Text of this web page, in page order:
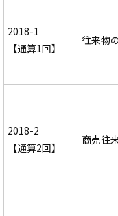
2018-1
【通算1回】
往来物
2018-2
【通算2回】
商売往